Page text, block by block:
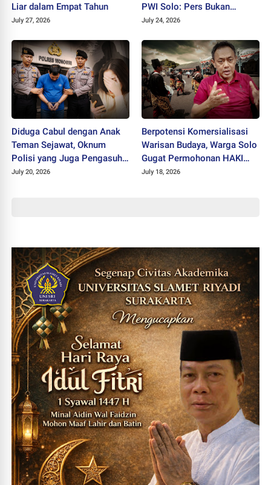
Liar dalam Empat Tahun
July 27, 2026
PWI Solo: Pers Bukan
Musuh Pemerintah
July 24, 2026
Diduga Cabul dengan Anak
Teman Sejawat, Oknum
Polisi yang Juga Pengasuh
Ponpes Ditahan Polres
July 20, 2026
Berpotensi Komersialisasi
Warisan Budaya, Warga Solo
Gugat Permohonan HAKI
"SISKS Pakubuwono XIV"
July 18, 2026